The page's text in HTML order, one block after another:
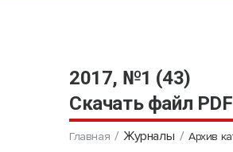
2017, №1 (43)
Скачать файл PDF
Главная Журналы Архив